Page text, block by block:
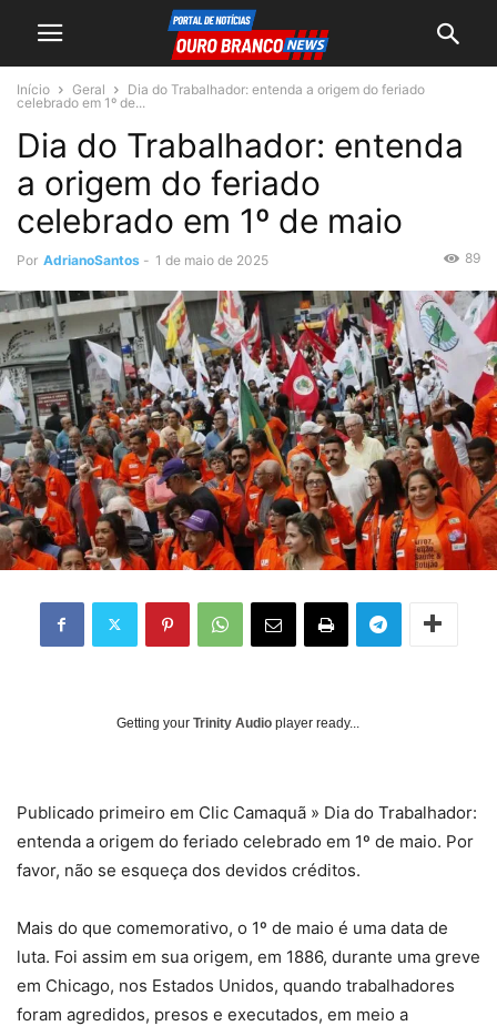
Início Geral
Dia do Trabalhador: entenda a origem do feriado
celebrado em 1º de...
Dia do Trabalhador: entenda
a origem do feriado
celebrado em 1º de maio
Por AdrianoSantos - 1 de maio de 2025 89
Getting your Trinity Audio player ready...
Publicado primeiro em Clic Camaquã » Dia do Trabalhador:
entenda a origem do feriado celebrado em 1º de maio. Por
favor, não se esqueça dos devidos créditos.
Mais do que comemorativo, o 1º de maio é uma data de
luta. Foi assim em sua origem, em 1886, durante uma greve
em Chicago, nos Estados Unidos, quando trabalhadores
foram agredidos, presos e executados, em meio a